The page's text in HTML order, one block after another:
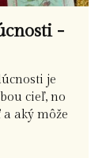
-
je
cieľ, no
aký môže